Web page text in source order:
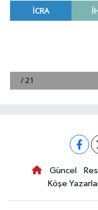
Güncel
Köşe